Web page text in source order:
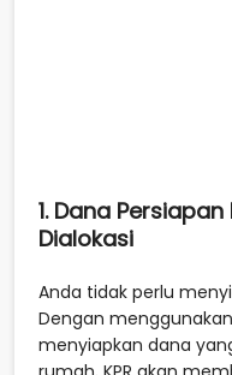
1. Dana
Dialokasi
Anda tidak perlu
Dengan
menyiapkan dana